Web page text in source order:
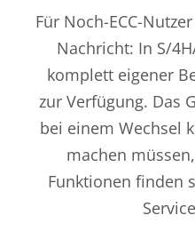
Für Noch-ECC-
Nachricht: In S/
komplett eigener
zur Verfügung. Das
bei einem Wechsel
machen
Funktionen finden